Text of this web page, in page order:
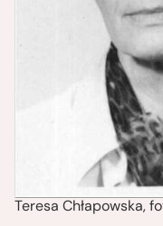
Teresa Chłapowska,